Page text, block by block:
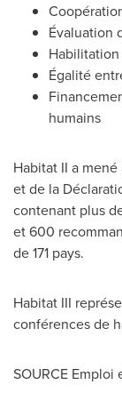
Évaluation
Égalité
humains
Habitat II a
et de la
contenant plus
et 600
de 171 pays.
Habitat III
conférences de
SOURCE